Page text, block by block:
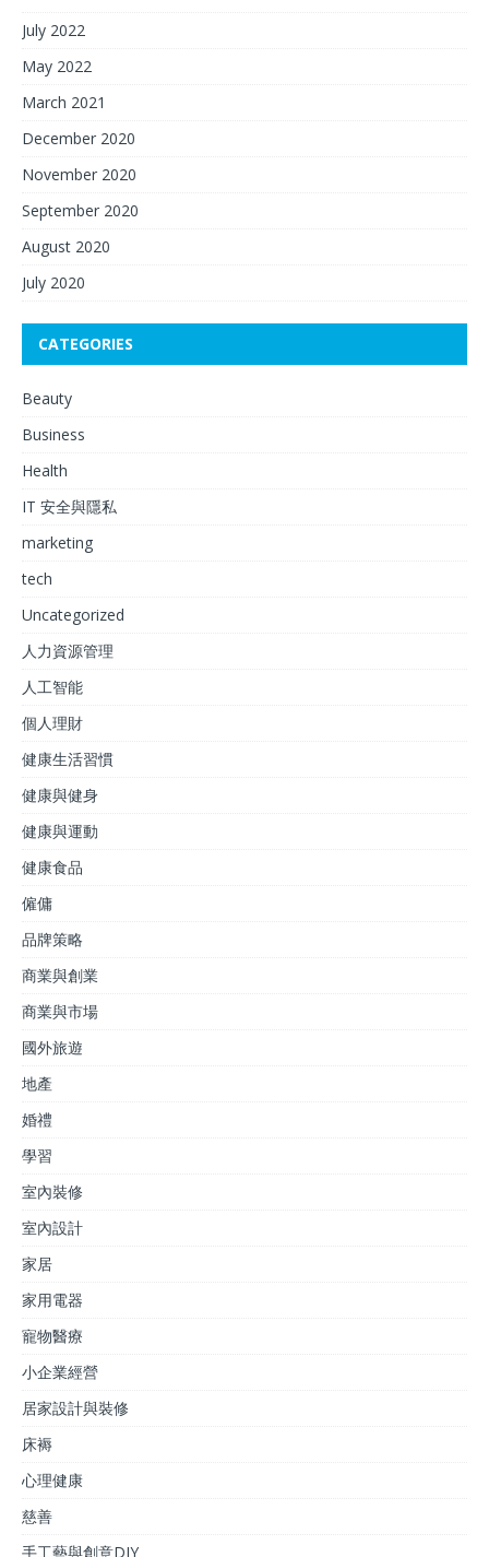
July 2022
May 2022
March 2021
December 2020
November 2020
September 2020
August 2020
July 2020
CATEGORIES
Beauty
Business
Health
IT 安全與隱私
marketing
tech
Uncategorized
人力資源管理
人工智能
個人理財
健康生活習慣
健康與健身
健康與運動
健康食品
僱傭
品牌策略
商業與創業
商業與市場
國外旅遊
地產
婚禮
學習
室內裝修
室內設計
家居
家用電器
寵物醫療
小企業經營
居家設計與裝修
床褥
心理健康
慈善
手工藝與創意DIY